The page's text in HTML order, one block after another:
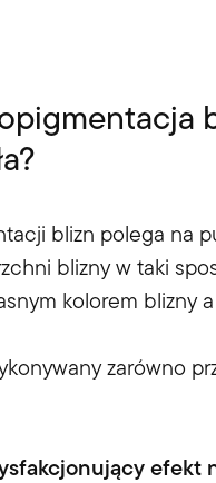
blizn polega na
blizny w taki
kolorem blizny a
zarówno
efekt